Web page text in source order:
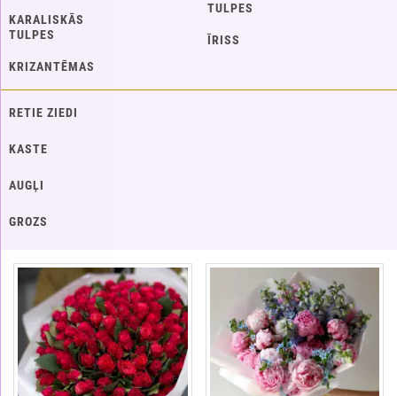
KARALISKĀS
TULPES
KRIZANTĒMAS
TULPES
ĪRISS
RETIE ZIEDI
KASTE
AUGĻI
GROZS